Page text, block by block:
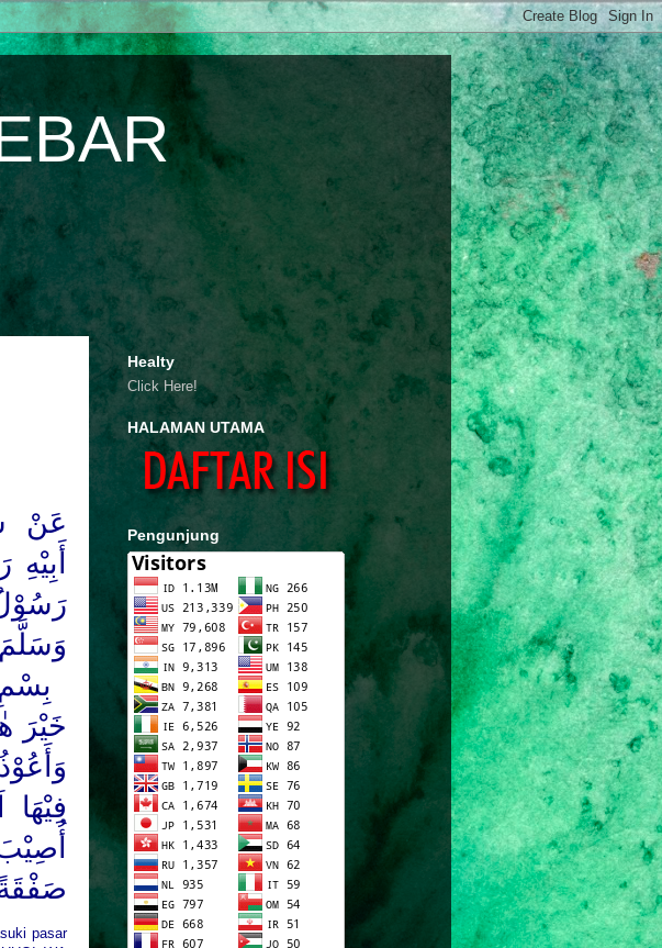
عَنْ
خَيْرَ
pasar
Healty
Click Here!
HALAMAN UTAMA
Pengunjung